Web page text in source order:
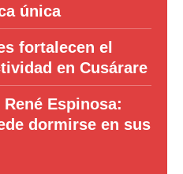
única
fortalecen el
en Cusárare
Espinosa:
dormirse en sus